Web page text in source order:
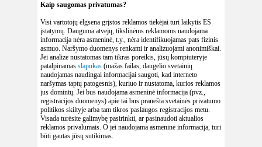
Kaip saugomas privatumas?
Visi vartotojų elgsena grįstos reklamos tiekėjai turi laikytis ES
įstatymų. Dauguma atvejų, tikslinėms reklamoms naudojama
informacija nėra asmeninė, t.y., nėra identifikuojamas pats fizinis
asmuo. Naršymo duomenys renkami ir analizuojami anonimiškai.
Jei analize nustatomas tam tikras poreikis, jūsų kompiuteryje
patalpinamas slapukas (mažas failas, daugelio svetainių
naudojamas naudingai informacijai saugoti, kad interneto
naršymas taptų patogesnis), kuriuo ir nustatoma, kurios reklamos
jus domintų. Jei bus naudojama asmeninė informacija (pvz.,
registracijos duomenys) apie tai bus pranešta svetainės privatumo
politikos skiltyje arba tam tikros paslaugos registracijos metu.
Visada turėsite galimybę pasirinkti, ar pasinaudoti aktualios
reklamos privalumais. O jei naudojama asmeninė informacija, turi
būti gautas jūsų sutikimas.